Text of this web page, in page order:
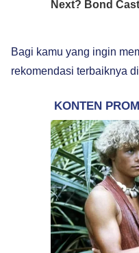
Bagi kamu yang ingin
rekomendasi terbaiknya